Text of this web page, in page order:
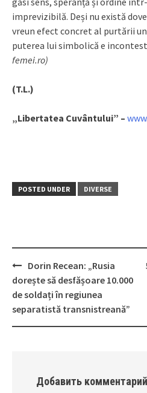
imprevizibilă. Deși nu există
vreun efect concret al purtării
puterea lui simbolică e
femei.ro)
(T.L.)
„Libertatea Cuvântului” –
POSTED UNDER DIVERSE
Post
navigation
Dorin Recean: „Rusia
dorește să desfășoare 10.000
de soldați în regiunea
separatistă transnistreană”
Добавить комментарий